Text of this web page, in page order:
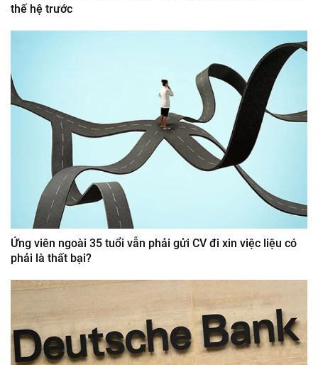
thế hệ trước
Ứng viên ngoài 35 tuổi vẫn phải gửi CV đi xin việc liệu có
phải là thất bại?